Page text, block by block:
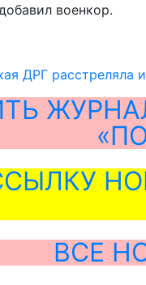
военкор.
ДРГ расстреляла
ВСЕ